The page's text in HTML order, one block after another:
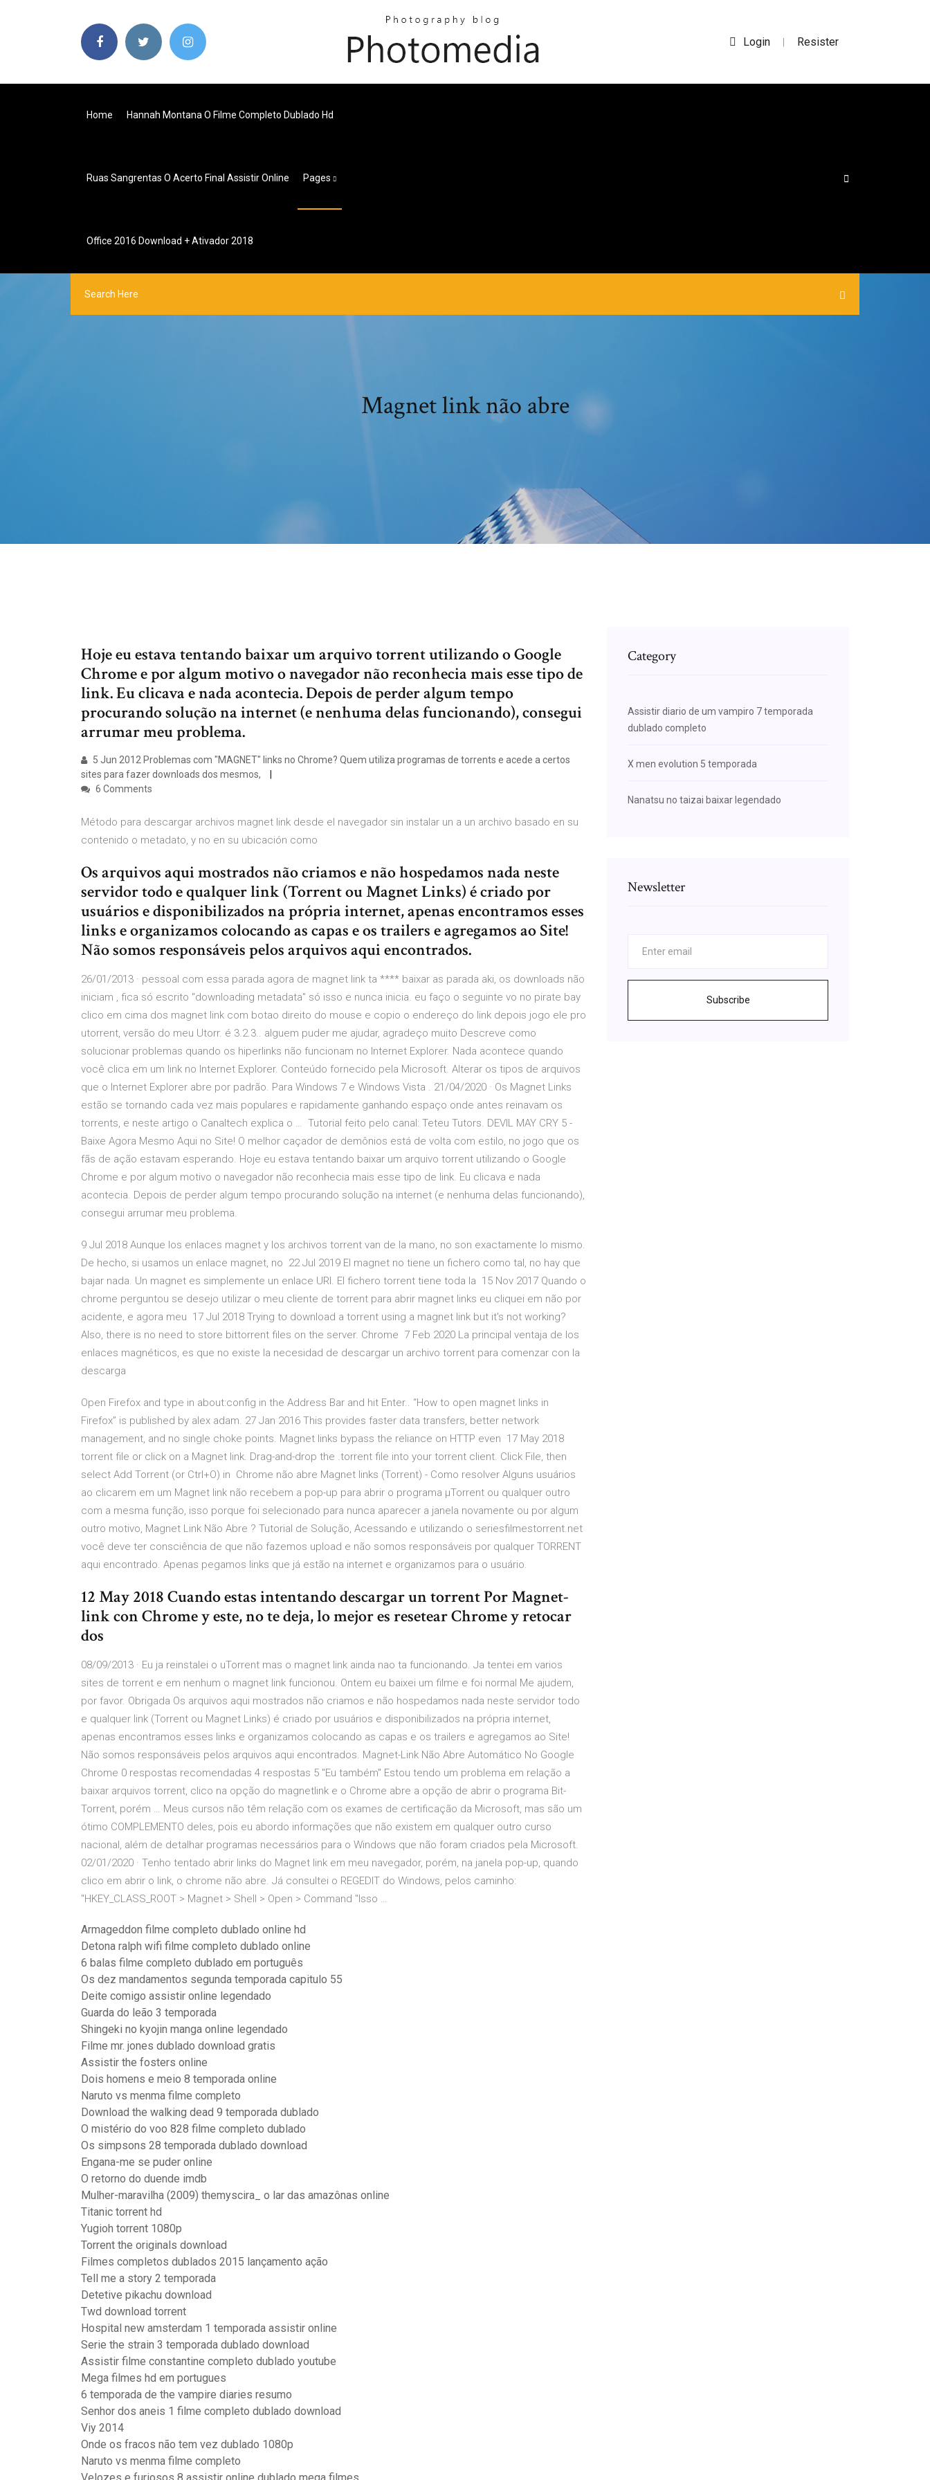
Login | Resister
Home Hannah Montana O Filme Completo Dublado Hd
Ruas Sangrentas O Acerto Final Assistir Online Pages
Office 2016 Download + Ativador 2018
Magnet link não abre
Hoje eu estava tentando baixar um arquivo torrent utilizando o Google
Chrome e por algum motivo o navegador não reconhecia mais esse tipo de
link. Eu clicava e nada acontecia. Depois de perder algum tempo
procurando solução na internet (e nenhuma delas funcionando), consegui
arrumar meu problema.
5 Jun 2012 Problemas com "MAGNET" links no Chrome? Quem utiliza programas de torrents e acede a certos
sites para fazer downloads dos mesmos,
6 Comments
Método para descargar archivos magnet link desde el navegador sin instalar un a un archivo basado en su
contenido o metadato, y no en su ubicación como
Os arquivos aqui mostrados não criamos e não hospedamos nada neste
servidor todo e qualquer link (Torrent ou Magnet Links) é criado por
usuários e disponibilizados na própria internet, apenas encontramos esses
links e organizamos colocando as capas e os trailers e agregamos ao Site!
Não somos responsáveis pelos arquivos aqui encontrados.
26/01/2013 · pessoal com essa parada agora de magnet link ta **** baixar as parada aki, os downloads não
iniciam , fica só escrito "downloading metadata" só isso e nunca inicia. eu faço o seguinte vo no pirate bay
clico em cima dos magnet link com botao direito do mouse e copio o endereço do link depois jogo ele pro
utorrent, versão do meu Utorr. é 3.2.3.. alguem puder me ajudar, agradeço muito Descreve como
solucionar problemas quando os hiperlinks não funcionam no Internet Explorer. Nada acontece quando
você clica em um link no Internet Explorer. Conteúdo fornecido pela Microsoft. Alterar os tipos de arquivos
que o Internet Explorer abre por padrão. Para Windows 7 e Windows Vista . 21/04/2020 · Os Magnet Links
estão se tornando cada vez mais populares e rapidamente ganhando espaço onde antes reinavam os
torrents, e neste artigo o Canaltech explica o … Tutorial feito pelo canal: Teteu Tutors. DEVIL MAY CRY 5 -
Baixe Agora Mesmo Aqui no Site! O melhor caçador de demônios está de volta com estilo, no jogo que os
fãs de ação estavam esperando. Hoje eu estava tentando baixar um arquivo torrent utilizando o Google
Chrome e por algum motivo o navegador não reconhecia mais esse tipo de link. Eu clicava e nada
acontecia. Depois de perder algum tempo procurando solução na internet (e nenhuma delas funcionando),
consegui arrumar meu problema.
9 Jul 2018 Aunque los enlaces magnet y los archivos torrent van de la mano, no son exactamente lo mismo.
De hecho, si usamos un enlace magnet, no 22 Jul 2019 El magnet no tiene un fichero como tal, no hay que
bajar nada. Un magnet es simplemente un enlace URI. El fichero torrent tiene toda la 15 Nov 2017 Quando o
chrome perguntou se desejo utilizar o meu cliente de torrent para abrir magnet links eu cliquei em não por
acidente, e agora meu 17 Jul 2018 Trying to download a torrent using a magnet link but it's not working?
Also, there is no need to store bittorrent files on the server. Chrome 7 Feb 2020 La principal ventaja de los
enlaces magnéticos, es que no existe la necesidad de descargar un archivo torrent para comenzar con la
descarga
Open Firefox and type in about:config in the Address Bar and hit Enter.. “How to open magnet links in
Firefox” is published by alex adam. 27 Jan 2016 This provides faster data transfers, better network
management, and no single choke points. Magnet links bypass the reliance on HTTP even 17 May 2018
torrent file or click on a Magnet link. Drag-and-drop the .torrent file into your torrent client. Click File, then
select Add Torrent (or Ctrl+O) in Chrome não abre Magnet links (Torrent) - Como resolver Alguns usuários
ao clicarem em um Magnet link não recebem a pop-up para abrir o programa µTorrent ou qualquer outro
com a mesma função, isso porque foi selecionado para nunca aparecer a janela novamente ou por algum
outro motivo, Magnet Link Não Abre ? Tutorial de Solução, Acessando e utilizando o seriesfilmestorrent.net
você deve ter consciência de que não fazemos upload e não somos responsáveis por qualquer TORRENT
aqui encontrado. Apenas pegamos links que já estão na internet e organizamos para o usuário.
12 May 2018 Cuando estas intentando descargar un torrent Por Magnet-
link con Chrome y este, no te deja, lo mejor es resetear Chrome y retocar
dos
08/09/2013 · Eu ja reinstalei o uTorrent mas o magnet link ainda nao ta funcionando. Ja tentei em varios
sites de torrent e em nenhum o magnet link funcionou. Ontem eu baixei um filme e foi normal Me ajudem,
por favor. Obrigada Os arquivos aqui mostrados não criamos e não hospedamos nada neste servidor todo
e qualquer link (Torrent ou Magnet Links) é criado por usuários e disponibilizados na própria internet,
apenas encontramos esses links e organizamos colocando as capas e os trailers e agregamos ao Site!
Não somos responsáveis pelos arquivos aqui encontrados. Magnet-Link Não Abre Automático No Google
Chrome 0 respostas recomendadas 4 respostas 5 "Eu também" Estou tendo um problema em relação a
baixar arquivos torrent, clico na opção do magnetlink e o Chrome abre a opção de abrir o programa Bit-
Torrent, porém … Meus cursos não têm relação com os exames de certificação da Microsoft, mas são um
ótimo COMPLEMENTO deles, pois eu abordo informações que não existem em qualquer outro curso
nacional, além de detalhar programas necessários para o Windows que não foram criados pela Microsoft.
02/01/2020 · Tenho tentado abrir links do Magnet link em meu navegador, porém, na janela pop-up, quando
clico em abrir o link, o chrome não abre. Já consultei o REGEDIT do Windows, pelos caminho:
"HKEY_CLASS_ROOT > Magnet > Shell > Open > Command "Isso …
Armageddon filme completo dublado online hd
Detona ralph wifi filme completo dublado online
6 balas filme completo dublado em português
Os dez mandamentos segunda temporada capitulo 55
Deite comigo assistir online legendado
Guarda do leão 3 temporada
Shingeki no kyojin manga online legendado
Filme mr. jones dublado download gratis
Assistir the fosters online
Dois homens e meio 8 temporada online
Naruto vs menma filme completo
Download the walking dead 9 temporada dublado
O mistério do voo 828 filme completo dublado
Os simpsons 28 temporada dublado download
Engana-me se puder online
O retorno do duende imdb
Mulher-maravilha (2009) themyscira_ o lar das amazônas online
Titanic torrent hd
Yugioh torrent 1080p
Torrent the originals download
Filmes completos dublados 2015 lançamento ação
Tell me a story 2 temporada
Detetive pikachu download
Twd download torrent
Hospital new amsterdam 1 temporada assistir online
Serie the strain 3 temporada dublado download
Assistir filme constantine completo dublado youtube
Mega filmes hd em portugues
6 temporada de the vampire diaries resumo
Senhor dos aneis 1 filme completo dublado download
Viy 2014
Onde os fracos não tem vez dublado 1080p
Naruto vs menma filme completo
Category
Assistir diario de um vampiro 7 temporada
dublado completo
X men evolution 5 temporada
Nanatsu no taizai baixar legendado
Newsletter
Subscribe